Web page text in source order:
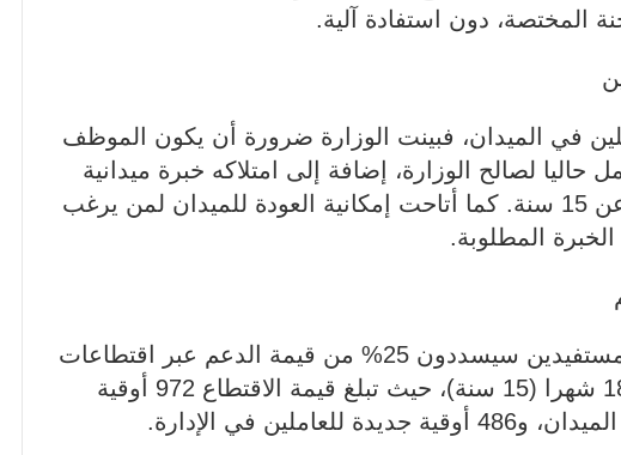
المختصة، دون استفادة آلية.
في الميدان، فبينت الوزارة ضرورة أن يكون الموظف
حاليا لصالح الوزارة، إضافة إلى امتلاكه خبرة ميدانية
سابقة لمدة لا تقل عن 15 سنة. كما أتاحت إمكانية العودة للميدان لمن يرغب
المطلوبة.
أكدت الوزارة أن المستفيدين سيسددون 25% من قيمة الدعم عبر اقتطاعات
شهرية ثابتة تمتد 180 شهرا (15 سنة)، حيث تبلغ قيمة الاقتطاع 972 أوقية
للعاملين في الإدارة.